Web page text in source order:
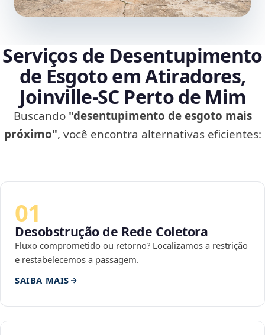
Serviços de Desentupimento
de Esgoto em Atiradores,
Joinville‑SC Perto de Mim
Buscando "desentupimento de esgoto mais
próximo", você encontra alternativas eficientes:
01
Desobstrução de Rede Coletora
Fluxo comprometido ou retorno? Localizamos a restrição
e restabelecemos a passagem.
SAIBA MAIS